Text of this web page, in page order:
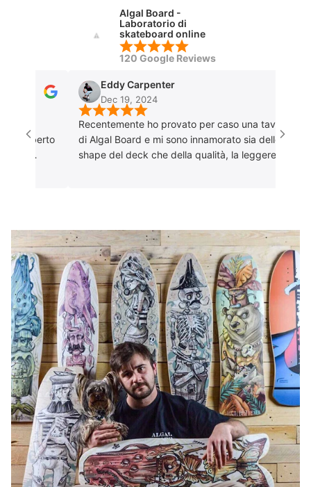
Algal Board -
Laboratorio di
skateboard online
120 Google Reviews
Eddy Carpenter
Dec 19, 2024
Recentemente ho provato per caso una tavola
di Algal Board e mi sono innamorato sia dello
shape del deck che della qualità, la leggerezza
artigianato italiano.